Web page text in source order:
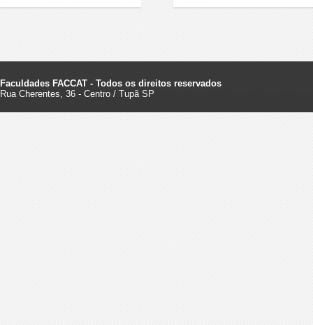
Faculdades FACCAT - Todos os direitos reservados
Rua Cherentes, 36 - Centro / Tupã SP